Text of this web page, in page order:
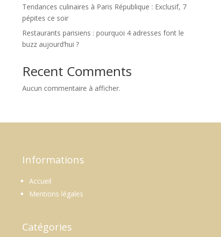
Tendances culinaires à Paris République : Exclusif, 7
pépites ce soir
Restaurants parisiens : pourquoi 4 adresses font le
buzz aujourd’hui ?
Recent Comments
Aucun commentaire à afficher.
Informations
Accueil
Mentions légales
Catégories